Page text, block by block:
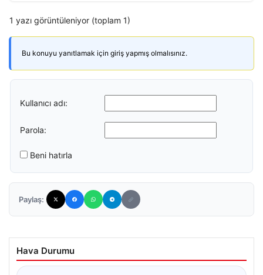
1 yazı görüntüleniyor (toplam 1)
Bu konuyu yanıtlamak için giriş yapmış olmalısınız.
Kullanıcı adı:
Parola:
Beni hatırla
Paylaş:
Hava Durumu